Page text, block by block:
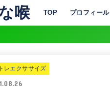
喉 TOP プロフィール
レエクササイズ